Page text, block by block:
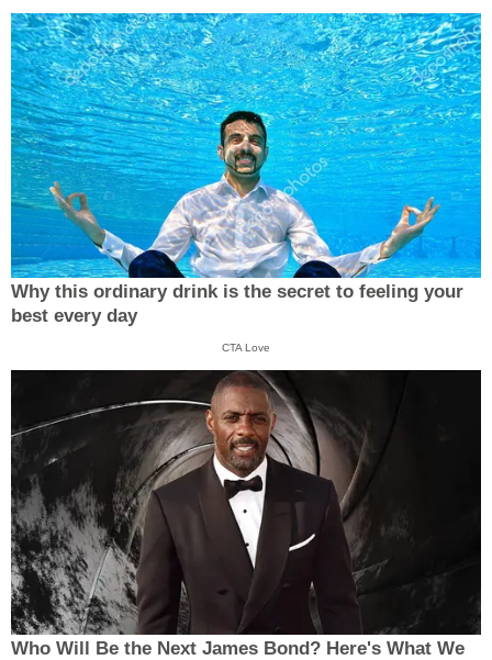
Why this ordinary drink is the secret to feeling your
best every day
CTA Love
Who Will Be the Next James Bond? Here's What We